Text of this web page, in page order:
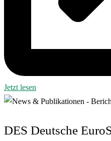
Jetzt lesen
DES Deutsche